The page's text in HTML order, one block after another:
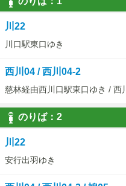
1
川22
川口駅東口ゆき
西川04 / 西川04-2
慈林経由西川口駅東口ゆき / 西
のりば： 2
2
川22
安行出羽ゆき